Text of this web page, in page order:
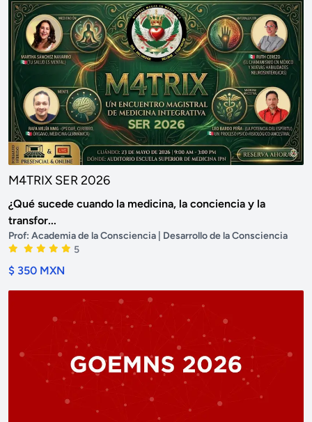
M4TRIX SER 2026
¿Qué sucede cuando la medicina, la conciencia y la
transfor...
Prof: Academia de la Consciencia | Desarrollo de la Consciencia
5
$ 350 MXN